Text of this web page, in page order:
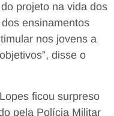
projeto na vida dos
ensinamentos
nos jovens a
disse o
ficou surpreso
pela Polícia Militar